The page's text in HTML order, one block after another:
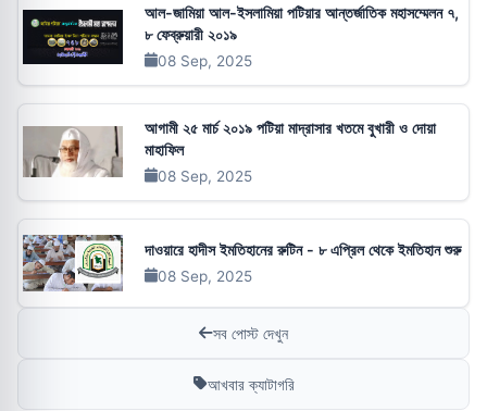
আল-জামিয়া আল-ইসলামিয়া পটিয়ার আন্তর্জাতিক মহাসম্মেলন ৭,
৮ ফেব্রুয়ারী ২০১৯
08 Sep, 2025
আগামী ২৫ মার্চ ২০১৯ পটিয়া মাদ্রাসার খতমে বুখারী ও দোয়া
মাহাফিল
08 Sep, 2025
দাওয়ারে হাদীস ইমতিহানের রুটিন - ৮ এপ্রিল থেকে ইমতিহান শুরু
08 Sep, 2025
সব পোস্ট দেখুন
আখবার ক্যাটাগরি